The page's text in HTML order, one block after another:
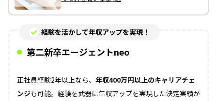
経験を活かして年収アップを実現！
第二新卒エージェントneo
正社員経験2年以上なら、 年収400万円以上のキャリアチェ
ンジも可能。経験を武器に年収アップを実現した決定実績が